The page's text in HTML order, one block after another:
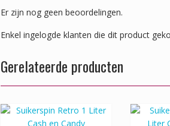
Er zijn nog geen beoordelingen.
Enkel ingelogde klanten die dit product
Gerelateerde producten